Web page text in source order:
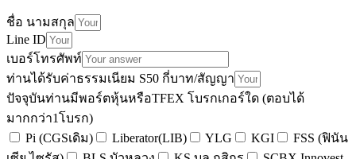
ชื่อ นามสกุล
Line ID
เบอร์โทรศัพท์
ท่านได้รับค่าธรรมเนียม S50 กี่บาท/สัญญา
ปัจจุบันท่านมีพอร์ตหุ้นหรือTFEX โบรกเกอร์ใด (ตอบได้
มากกว่า1โบรก)
Pi (CGSเดิม)
Liberator(LIB) YLG KGI
FSS (ฟินัน